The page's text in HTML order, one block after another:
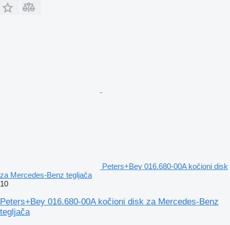
Peters+Bey 016.680-00A kočioni disk
za Mercedes-Benz tegljača
10
Peters+Bey 016.680-00A kočioni disk za Mercedes-Benz
tegljača